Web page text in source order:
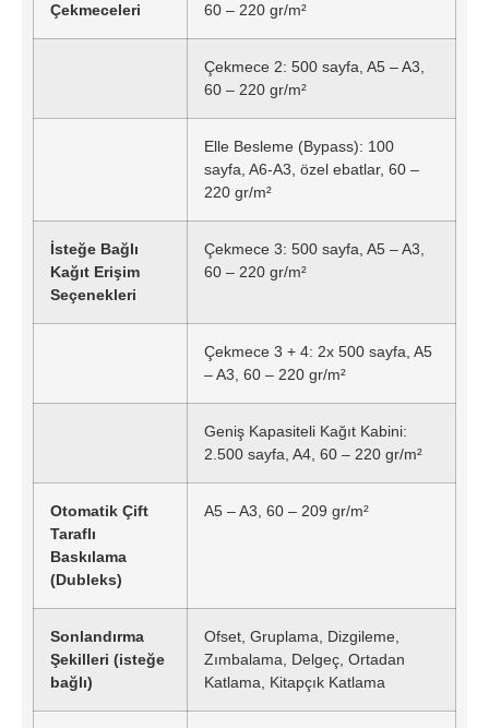
Çekmeceleri
60 – 220 gr/m²
Çekmece 2: 500 sayfa, A5 – A3,
60 – 220 gr/m²
Elle Besleme (Bypass): 100
sayfa, A6-A3, özel ebatlar, 60 –
220 gr/m²
İsteğe Bağlı
Kağıt Erişim
Seçenekleri
Çekmece 3: 500 sayfa, A5 – A3,
60 – 220 gr/m²
Çekmece 3 + 4: 2x 500 sayfa, A5
– A3, 60 – 220 gr/m²
Geniş Kapasiteli Kağıt Kabini:
2.500 sayfa, A4, 60 – 220 gr/m²
Otomatik Çift
Taraflı
Baskılama
(Dubleks)
A5 – A3, 60 – 209 gr/m²
Sonlandırma
Şekilleri (isteğe
bağlı)
Ofset, Gruplama, Dizgileme,
Zımbalama, Delgeç, Ortadan
Katlama, Kitapçık Katlama